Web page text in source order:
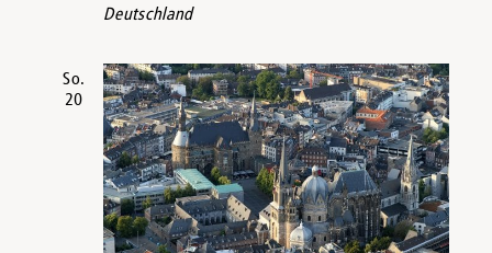
Deutschland
So.
20